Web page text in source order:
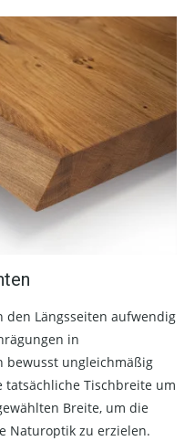
den Längsseiten aufwendig
in
bewusst ungleichmäßig
Tischbreite um
Breite, um die
Naturoptik zu erzielen.